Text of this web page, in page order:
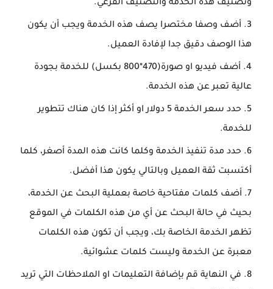
وتصنيف هذه الخدمة والتصنيف الفرعي.
أضف وصفا مختصرا يصف هذه الخدمة ويجب أن يكون
هذا الوصف دقيق جدا لإفادة العميل.
أضف فيديو او صورة(470*800 بكسل) للخدمة بجودة
عالية تعبر عن هذه الخدمة.
حدد سعر الخدمة 5 دولار او أكثر إذا كان هناك تتطوير
للخدمة.
حدد مدة تنفيذ الخدمة وكلما كانت هذه المدة أصغر، كلما
أكتسبت ثقة العميل وبالتالي يكون هذا أفضل.
أضف كلمات مفتاحية خاصة بعملية البحث عن الخدمة،
بحيث في حالة البحث عن أي من هذه الكلمات في الموقع
تظهر الخدمة الخاصة بك، ويجب أن تكون هذه الكلمات
معبرة عن الخدمة وليست كلمات عشوائية.
في النهاية قم بإضافة التعليمات او الملاحظات التي تريد